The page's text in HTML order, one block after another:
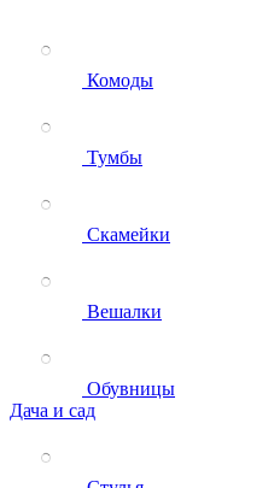
Комоды
Тумбы
Скамейки
Вешалки
Обувницы
Дача и сад